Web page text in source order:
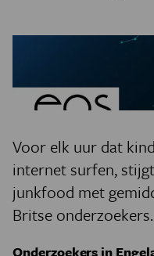
JONGE UITDAGERS
Voor elk uur dat
internet surfen,
junkfood met
Britse onderzoekers.
Onderzoekers in